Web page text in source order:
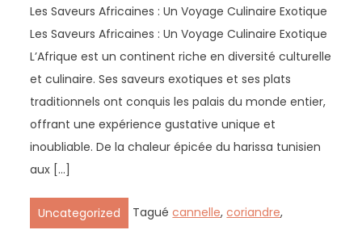
Les Saveurs Africaines : Un Voyage Culinaire Exotique
Les Saveurs Africaines : Un Voyage Culinaire Exotique
L’Afrique est un continent riche en diversité culturelle
et culinaire. Ses saveurs exotiques et ses plats
traditionnels ont conquis les palais du monde entier,
offrant une expérience gustative unique et
inoubliable. De la chaleur épicée du harissa tunisien
aux […]
Uncategorized Taguécannelle,coriandre,